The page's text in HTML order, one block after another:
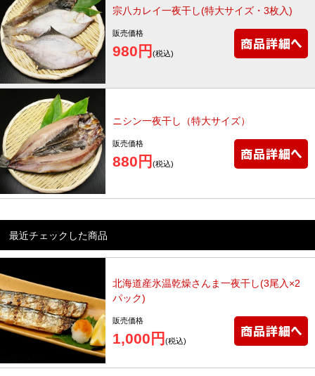
宗八カレイ一夜干し(特大サイズ・3枚入)
販売価格
980円 (税込)
ニシン一夜干し（特大サイズ）
販売価格
880円 (税込)
最近チェックした商品
北海道産氷温乾燥さんま一夜干し(3尾入×2
パック)
販売価格
1,000円 (税込)